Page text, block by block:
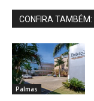
CONFIRA TAMBÉM:
Palmas